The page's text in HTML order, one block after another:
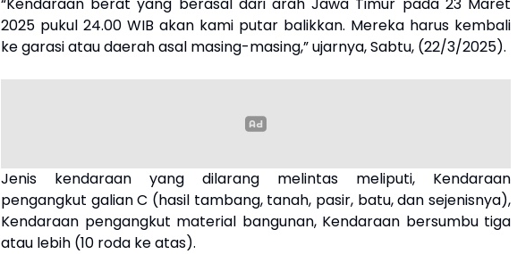
2025 pukul 24.00 WIB akan kami putar balikkan. Mereka harus kembali
ke garasi atau daerah asal masing-masing,” ujarnya, Sabtu, (22/3/2025).
Jenis kendaraan yang dilarang melintas meliputi, Kendaraan
pengangkut galian C (hasil tambang, tanah, pasir, batu, dan sejenisnya),
Kendaraan pengangkut material bangunan, Kendaraan bersumbu tiga
atau lebih (10 roda ke atas).